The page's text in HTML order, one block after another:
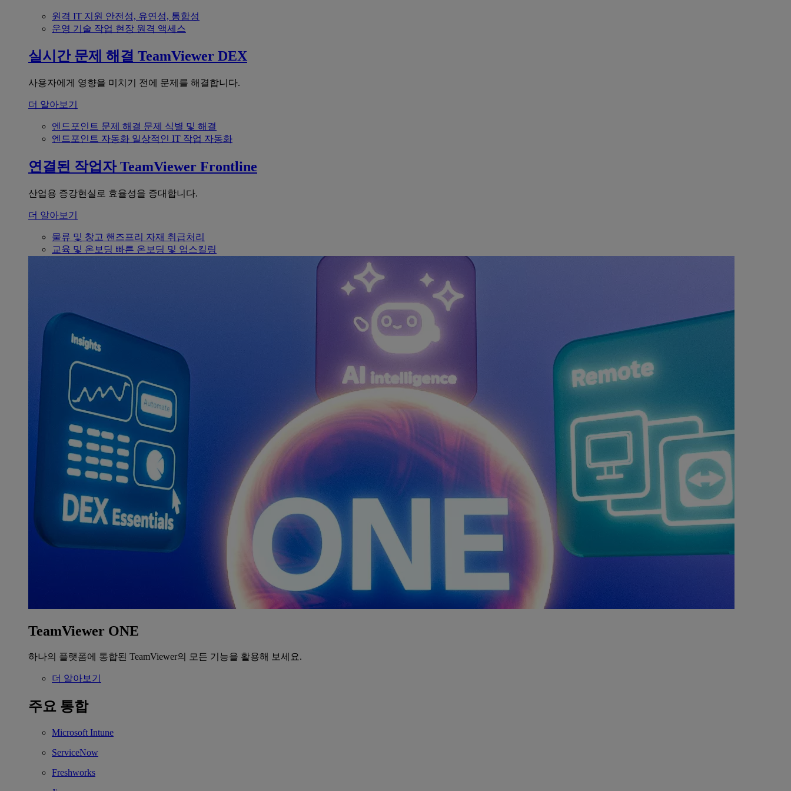
원격 IT 지원 안전성, 유연성, 통합성
운영 기술 작업 현장 원격 액세스
실시간 문제 해결 TeamViewer DEX
사용자에게 영향을 미치기 전에 문제를 해결합니다.
더 알아보기
엔드포인트 문제 해결 문제 식별 및 해결
엔드포인트 자동화 일상적인 IT 작업 자동화
연결된 작업자 TeamViewer Frontline
산업용 증강현실로 효율성을 증대합니다.
더 알아보기
물류 및 창고 핸즈프리 자재 취급처리
교육 및 온보딩 빠른 온보딩 및 업스킬링
TeamViewer ONE
하나의 플랫폼에 통합된 TeamViewer의 모든 기능을 활용해 보세요.
더 알아보기
주요 통합
Microsoft Intune
ServiceNow
Freshworks